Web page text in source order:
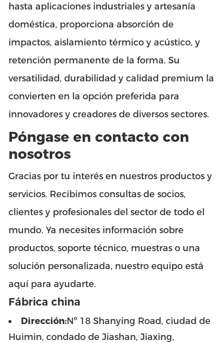
hasta aplicaciones industriales y artesanía
doméstica, proporciona absorción de
impactos, aislamiento térmico y acústico, y
retención permanente de la forma. Su
versatilidad, durabilidad y calidad premium la
convierten en la opción preferida para
innovadores y creadores de diversos sectores.
Póngase en contacto con
nosotros
Gracias por tu interés en nuestros productos y
servicios. Recibimos consultas de socios,
clientes y profesionales del sector de todo el
mundo. Ya necesites información sobre
productos, soporte técnico, muestras o una
solución personalizada, nuestro equipo está
aquí para ayudarte.
Fábrica china
Dirección:Nº 18 Shanying Road, ciudad de
Huimin, condado de Jiashan, Jiaxing,